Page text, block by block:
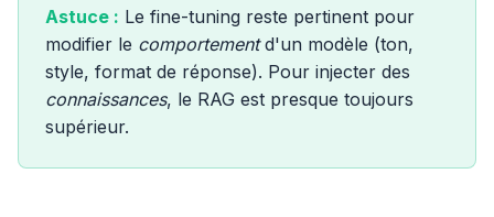
Astuce : Le fine-tuning reste pertinent pour
modifier le comportementd'un modèle (ton,
style, format de réponse). Pour injecter des
connaissances, le RAG est presque toujours
supérieur.